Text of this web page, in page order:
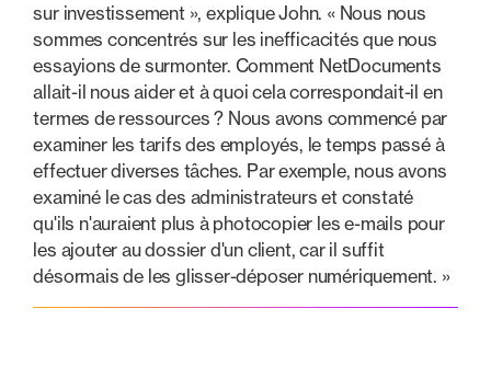
sur investissement », explique John. « Nous nous
sommes concentrés sur les inefficacités que nous
essayions de surmonter. Comment NetDocuments
allait-il nous aider et à quoi cela correspondait-il en
termes de ressources ? Nous avons commencé par
examiner les tarifs des employés, le temps passé à
effectuer diverses tâches. Par exemple, nous avons
examiné le cas des administrateurs et constaté
qu'ils n'auraient plus à photocopier les e-mails pour
les ajouter au dossier d'un client, car il suffit
désormais de les glisser-déposer numériquement. »